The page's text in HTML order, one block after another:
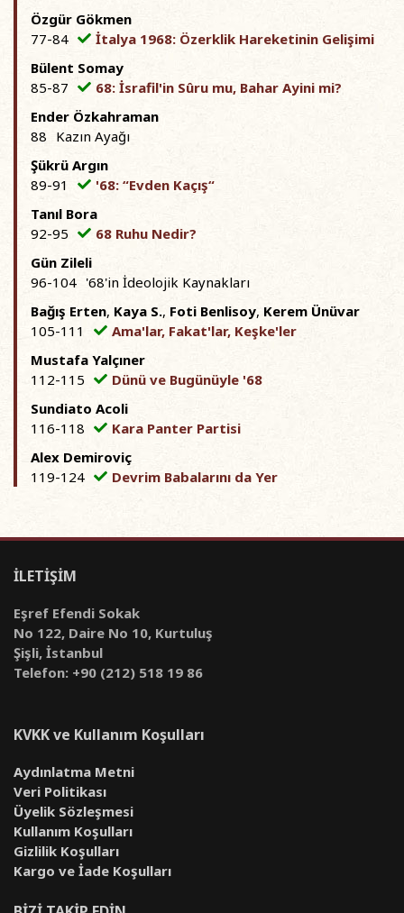
Özgür Gökmen
77-84
İtalya 1968: Özerklik Hareketinin Gelişimi
Bülent Somay
85-87
68: İsrafil'in Sûru mu, Bahar Ayini mi?
Ender Özkahraman
88 Kazın Ayağı
Şükrü Argın
89-91
'68: “Evden Kaçış“
Tanıl Bora
92-95
68 Ruhu Nedir?
Gün Zileli
96-104 '68'in İdeolojik Kaynakları
Bağış Erten, Kaya S., Foti Benlisoy, Kerem Ünüvar
105-111
Ama'lar, Fakat'lar, Keşke'ler
Mustafa Yalçıner
112-115
Dünü ve Bugünüyle '68
Sundiato Acoli
116-118
Kara Panter Partisi
Alex Demiroviç
119-124
Devrim Babalarını da Yer
İLETİŞİM
Eşref Efendi Sokak
No 122, Daire No 10, Kurtuluş
Şişli, İstanbul
Telefon: +90 (212) 518 19 86
KVKK ve Kullanım Koşulları
Aydınlatma Metni
Veri Politikası
Üyelik Sözleşmesi
Kullanım Koşulları
Gizlilik Koşulları
Kargo ve İade Koşulları